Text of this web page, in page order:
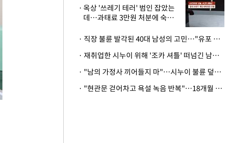
옥상 '쓰레기 테러' 범인 잡았는
데…과태료 3만원 처분에 숙박업
· 직장 불륜 발각된 40대 남성의 고민…"유포 동료 명예훼손·협박죄 고소 가능할까"
· 재취업한 시누이 위해 '조카 셔틀' 떠넘긴 남편…아내 "난 못한다"
· "남의 가정사 끼어들지 마"…시누이 불륜 덮으려는 남편에 억울한 아내
· "현관문 걷어차고 욕설 녹음 반복"…18개월 아기 키우는 집 뒤흔든 '앞집의 비극'